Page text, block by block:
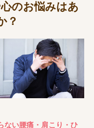
のお悩みはあ
？
ない腰痛・肩こり・ひ